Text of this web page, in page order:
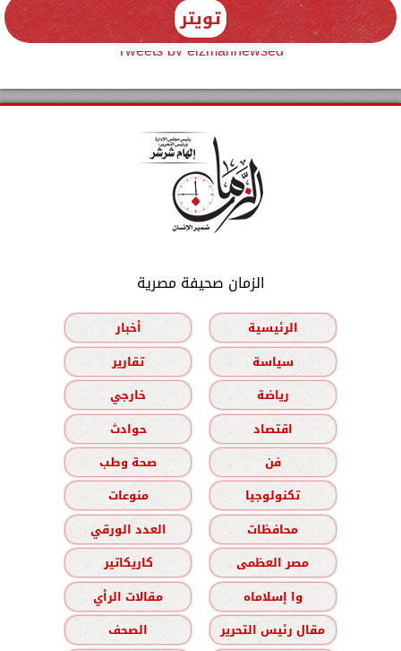
تويتر
Tweets by elzmannewseg
الزمان صحيفة مصرية
الرئيسية
أخبار
سياسة
تقارير
رياضة
خارجي
اقتصاد
حوادث
فن
صحة وطب
تكنولوجيا
منوعات
محافظات
العدد الورقي
مصر العظمى
كاريكاتير
وا إسلاماه
مقالات الرأي
مقال رئيس التحرير
الصحف